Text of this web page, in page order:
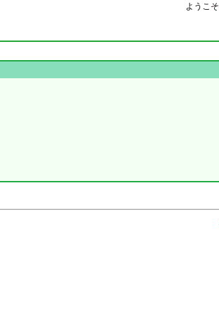
ようこそ